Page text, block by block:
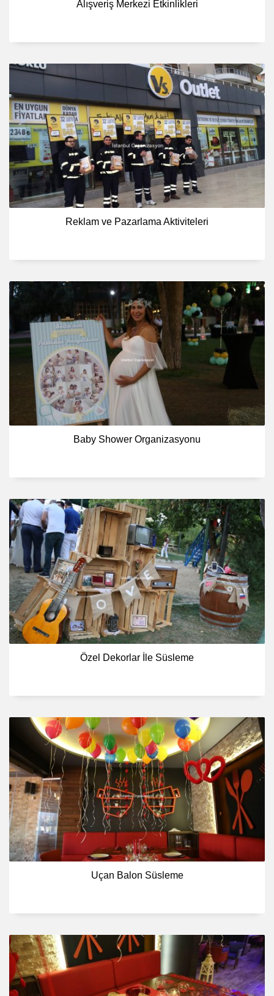
Alışveriş Merkezi Etkinlikleri
Reklam ve Pazarlama Aktiviteleri
Baby Shower Organizasyonu
Özel Dekorlar İle Süsleme
Uçan Balon Süsleme